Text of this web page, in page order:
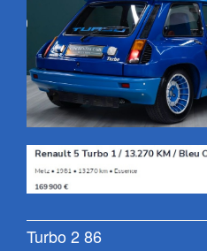
Turbo 2 86